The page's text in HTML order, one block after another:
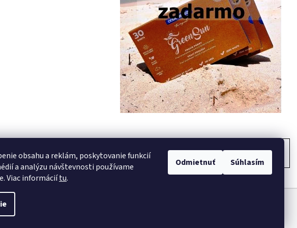
obsahu a reklám, poskytovanie funkcií
a analýzu návštevnosti používame
Viac informáciítu.
Odmietnuť Súhlasím
PREDCHÁDZAJÚCI ČLÁNOK ĎALŠÍ ČLÁNOK